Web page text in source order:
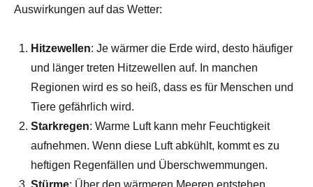
Auswirkungen auf das Wetter:
Hitzewellen: Je wärmer die Erde wird, desto häufiger
und länger treten Hitzewellen auf. In manchen
Regionen wird es so heiß, dass es für Menschen und
Tiere gefährlich wird.
Starkregen: Warme Luft kann mehr Feuchtigkeit
aufnehmen. Wenn diese Luft abkühlt, kommt es zu
heftigen Regenfällen und Überschwemmungen.
Stürme: Über den wärmeren Meeren entstehen